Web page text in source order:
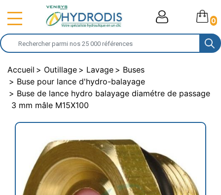
0
Accueil Outillage Lavage
Buses
Buse pour lance d'hydro-balayage
Buse de lance hydro balayage diamétre de passage
3 mm mâle M15X100